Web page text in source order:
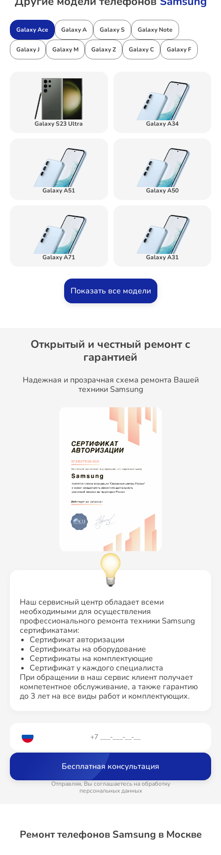
Galaxy Ace Galaxy A Galaxy S Galaxy Note
Galaxy J Galaxy M Galaxy Z Galaxy C Galaxy F
Galaxy S23 Ultra Galaxy A34
Galaxy A51 Galaxy A50
Galaxy A71 Galaxy A31
Показать все модели
Открытый и честный ремонт c
гарантией
Надежная и прозрачная схема ремонта Вашей
техники Samsung
Наш сервисный центр обладает всеми
необходимыми для осуществления
профессионального ремонта техники Samsung
сертификатами:
Сертификат авторизации
Сертификаты на оборудование
Сертификаты на комплектующие
Сертификат у каждого специалиста
При обращении в наш сервис клиент получает
компетентное обслуживание, а также гарантию
до 3 лет на все виды работ и комплектующих.
Бесплатная консультация
Отправляя, Вы соглашаетесь на обработку
персональных данных
Ремонт телефонов Samsung в Москве